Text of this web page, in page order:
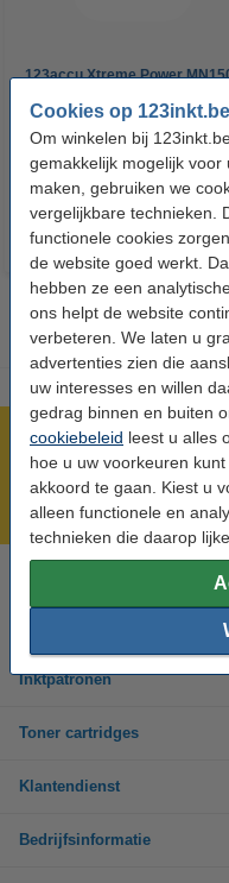
Cookies op 123inkt.be
Om winkelen bij
gemakkelijk mogelijk voor
maken, gebruiken we
vergelijkbare technieken.
functionele cookies
de website goed werkt.
hebben ze een
ons helpt de website
verbeteren. We laten u
advertenties zien die
uw interesses en willen
gedrag binnen en buiten
cookiebeleid leest u alles
hoe u uw voorkeuren
akkoord te gaan. Kiest u
alleen functionele en
technieken die daarop
123accu Xtreme Power
Penlite AA batterij 24 stuks
€ 14,95 Incl. 21% btw
Meer dan 5 miljoen
Voor 22.00 uur besteld,
Laagsteprijsgarantie!
Hulp nodig?
Op
Inktpatronen
Toner cartridges
Klantendienst
Bedrijfsinformatie